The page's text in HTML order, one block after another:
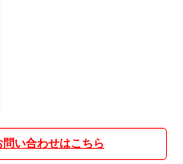
い合わせはこちら